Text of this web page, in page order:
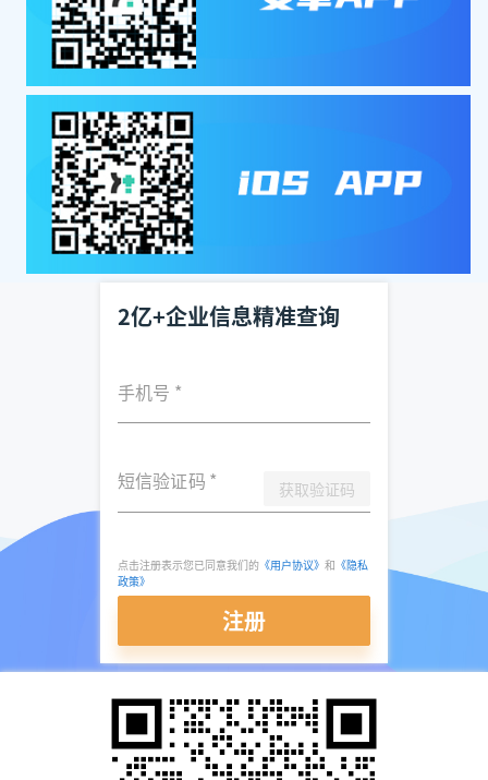
2亿+企业信息精准查询
手机号 *
短信验证码 * 获取验证码
点击注册表示您已同意我们的 《用户协议》 和 《隐私
政策》
注册